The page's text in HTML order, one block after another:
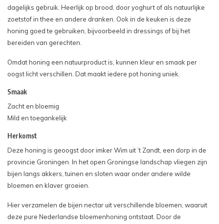
dagelijks gebruik. Heerlijk op brood, door yoghurt of als natuurlijke
zoetstof in thee en andere dranken. Ook in de keuken is deze
honing goed te gebruiken, bijvoorbeeld in dressings of bij het
bereiden van gerechten.
Omdat honing een natuurproduct is, kunnen kleur en smaak per
oogst licht verschillen. Dat maakt iedere pot honing uniek.
Smaak
Zacht en bloemig
Mild en toegankelijk
Herkomst
Deze honing is geoogst door imker Wim uit ’t Zandt, een dorp in de
provincie Groningen. In het open Groningse landschap vliegen zijn
bijen langs akkers, tuinen en sloten waar onder andere wilde
bloemen en klaver groeien.
Hier verzamelen de bijen nectar uit verschillende bloemen, waaruit
deze pure Nederlandse bloemenhoning ontstaat. Door de